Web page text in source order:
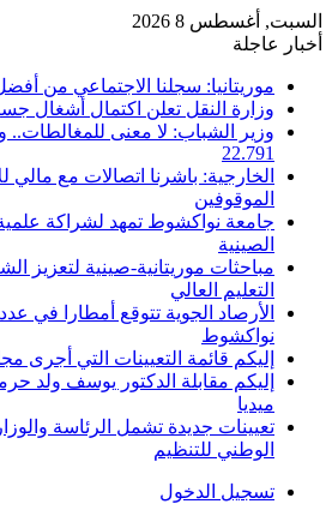
السبت, أغسطس 8 2026
أخبار عاجلة
موريتانيا: سجلنا الاجتماعي من
وزارة النقل تعلن اكتمال أشغال
وزير الشباب: لا معنى للمغالطات..
22.791
الخارجية: باشرنا اتصالات مع مالي
الموقوفين
جامعة نواكشوط تمهد لشراكة
الصينية
مباحثات موريتانية-صينية لتعزيز
التعليم العالي
الأرصاد الجوية تتوقع أمطارا في عدد
نواكشوط
إليكم قائمة التعيينات التي أجرى
إليكم مقابلة الدكتور يوسف ولد
ميديا
تعيينات جديدة تشمل الرئاسة
الوطني للتنظيم
تسجيل الدخول